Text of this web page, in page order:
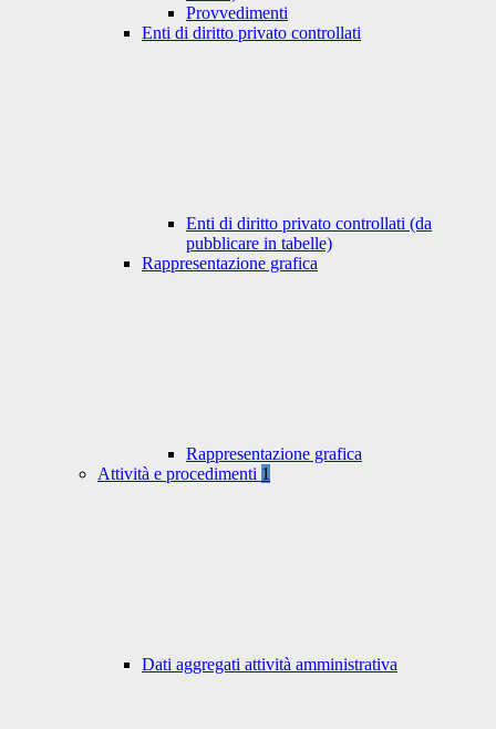
Provvedimenti
Enti di diritto privato controllati
Enti di diritto privato controllati (da
pubblicare in tabelle)
Rappresentazione grafica
Rappresentazione grafica
Attività e procedimenti 1
Dati aggregati attività amministrativa